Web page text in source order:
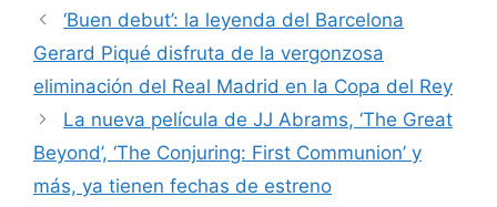
‘Buen debut’: la leyenda del Barcelona
Gerard Piqué disfruta de la vergonzosa
eliminación del Real Madrid en la Copa del Rey
La nueva película de JJ Abrams, ‘The Great
Beyond’, ‘The Conjuring: First Communion’ y
más, ya tienen fechas de estreno